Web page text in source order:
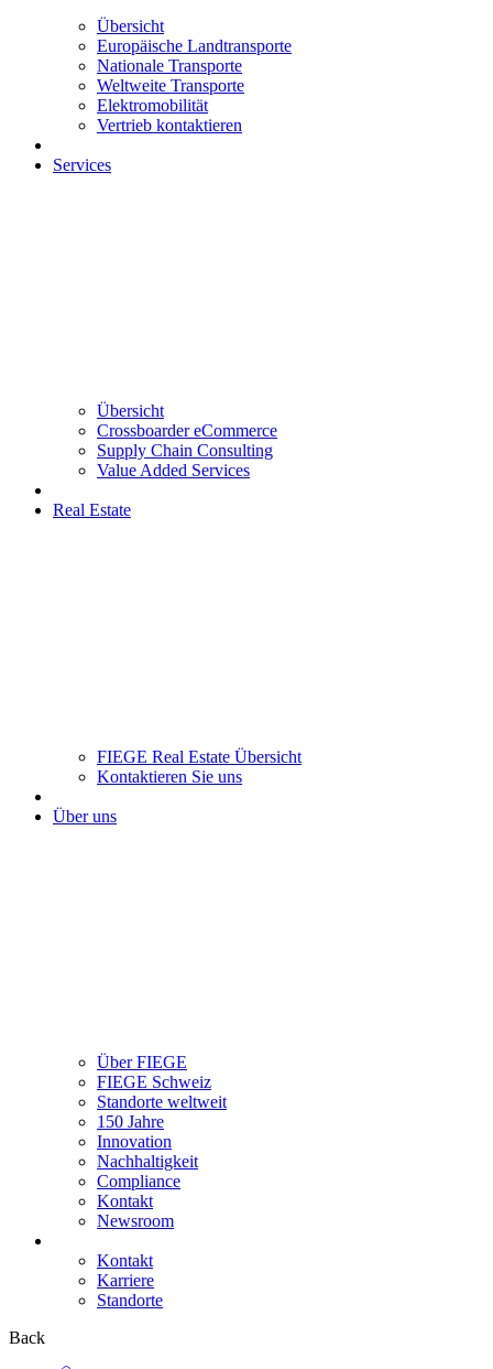
Übersicht
Europäische Landtransporte
Nationale Transporte
Weltweite Transporte
Elektromobilität
Vertrieb kontaktieren
Services
Übersicht
Crossboarder eCommerce
Supply Chain Consulting
Value Added Services
Real Estate
FIEGE Real Estate Übersicht
Kontaktieren Sie uns
Über uns
Über FIEGE
FIEGE Schweiz
Standorte weltweit
150 Jahre
Innovation
Nachhaltigkeit
Compliance
Kontakt
Newsroom
Secondary
Navigation
Kontakt
Karriere
Standorte
Back